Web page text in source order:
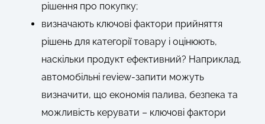
рішення про покупку;
визначають ключові фактори прийняття
рішень для категорії товару і оцінюють,
наскільки продукт ефективний? Наприклад,
автомобільні review-запити можуть
визначити, що економія палива, безпека та
можливість керувати – ключові фактори